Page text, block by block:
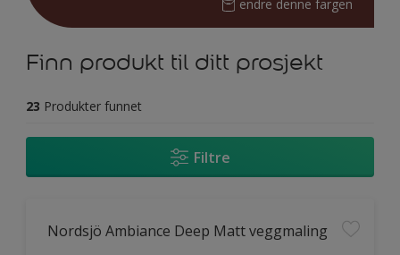
endre denne fargen
Finn produkt til ditt prosjekt
23 Produkter funnet
Filtre
Nordsjö Ambiance Deep Matt veggmaling